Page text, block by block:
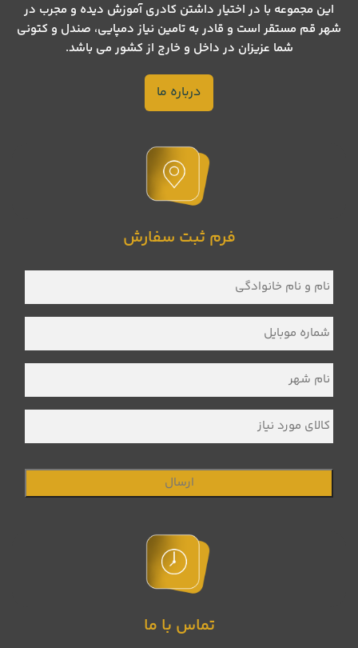
این مجموعه با در اختیار داشتن کادری آموزش دیده و مجرب در
شهر قم مستقر است و قادر به تامین نیاز دمپایی، صندل و کتونی
شما عزیزان در داخل و خارج از کشور می باشد.
درباره ما
فرم ثبت سفارش
نام
و
نام
خانوادگی
*
شماره
موبایل *
نام
شهر *
کالای
مورد
نیاز
تماس با ما